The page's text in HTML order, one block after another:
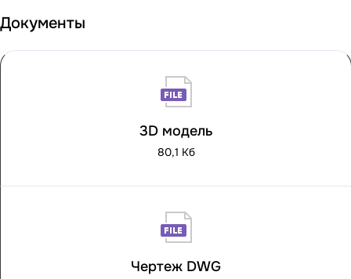
Документы
3D модель
80,1 Кб
Чертеж DWG